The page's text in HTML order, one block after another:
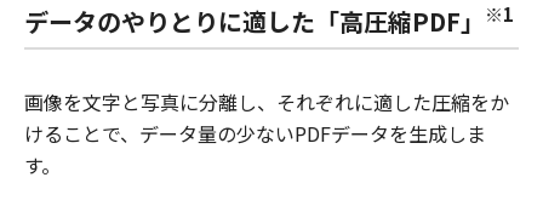
データのやりとりに適した「高圧縮PDF」 ※1
画像を文字と写真に分離し、それぞれに適した圧縮をか
けることで、データ量の少ないPDFデータを生成しま
す。